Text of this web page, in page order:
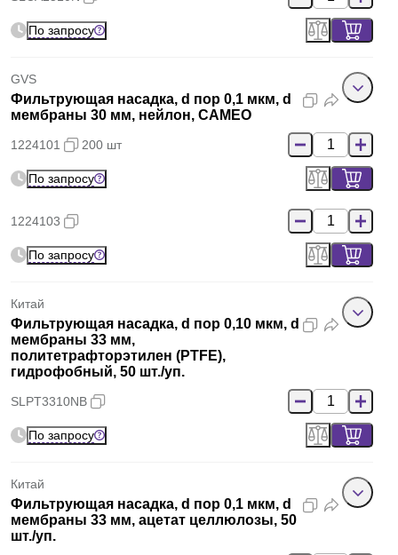
По запросу
GVS
Фильтрующая насадка, d пор 0,1 мкм, d
мембраны 30 мм, нейлон, CAMEO
1224101 200 шт
По запросу
1224103
По запросу
Китай
Фильтрующая насадка, d пор 0,10 мкм, d
мембраны 33 мм,
политетрафторэтилен (PTFE),
гидрофобный, 50 шт./уп.
SLPT3310NB
По запросу
Китай
Фильтрующая насадка, d пор 0,1 мкм, d
мембраны 33 мм, ацетат целлюлозы, 50
шт./уп.